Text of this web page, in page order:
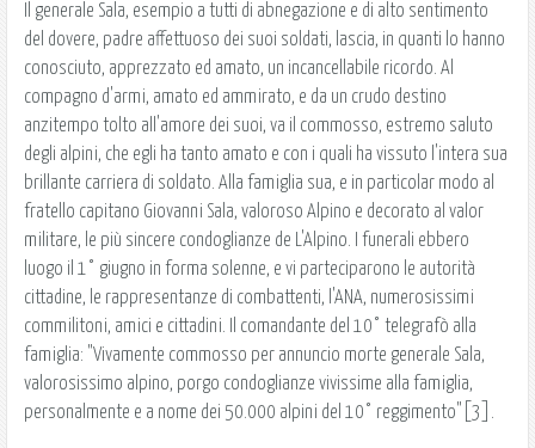
Il generale Sala, esempio a tutti di abnegazione e di alto sentimento
del dovere, padre affettuoso dei suoi soldati, lascia, in quanti lo hanno
conosciuto, apprezzato ed amato, un incancellabile ricordo. Al
compagno d'armi, amato ed ammirato, e da un crudo destino
anzitempo tolto all'amore dei suoi, va il commosso, estremo saluto
degli alpini, che egli ha tanto amato e con i quali ha vissuto l'intera sua
brillante carriera di soldato. Alla famiglia sua, e in particolar modo al
fratello capitano Giovanni Sala, valoroso Alpino e decorato al valor
militare, le più sincere condoglianze de L'Alpino. I funerali ebbero
luogo il 1° giugno in forma solenne, e vi parteciparono le autorità
cittadine, le rappresentanze di combattenti, l'ANA, numerosissimi
commilitoni, amici e cittadini. Il comandante del 10° telegrafò alla
famiglia: "Vivamente commosso per annuncio morte generale Sala,
valorosissimo alpino, porgo condoglianze vivissime alla famiglia,
personalmente e a nome dei 50.000 alpini del 10° reggimento"[3].